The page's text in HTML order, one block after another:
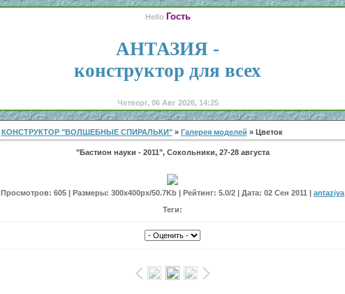
Hello Гость
АНТАЗИЯ -
конструктор для всех
Четверг, 06 Авг 2026, 14:25
КОНСТРУКТОР "ВОЛШЕБНЫЕ СПИРАЛЬКИ"» Галерея моделей » Цветок
"Бастион науки - 2011", Сокольники, 27-28 августа
Просмотров: 605 | Размеры: 300x400px/50.7Kb | Рейтинг: 5.0/2 | Дата: 02 Сен 2011 | antaziya
Теги: